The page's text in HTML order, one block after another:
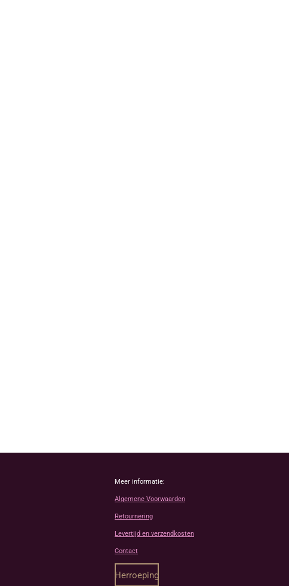
Meer informatie:
Algemene Voorwaarden
Retournering
Levertijd en verzendkosten
Contact
Herroeping